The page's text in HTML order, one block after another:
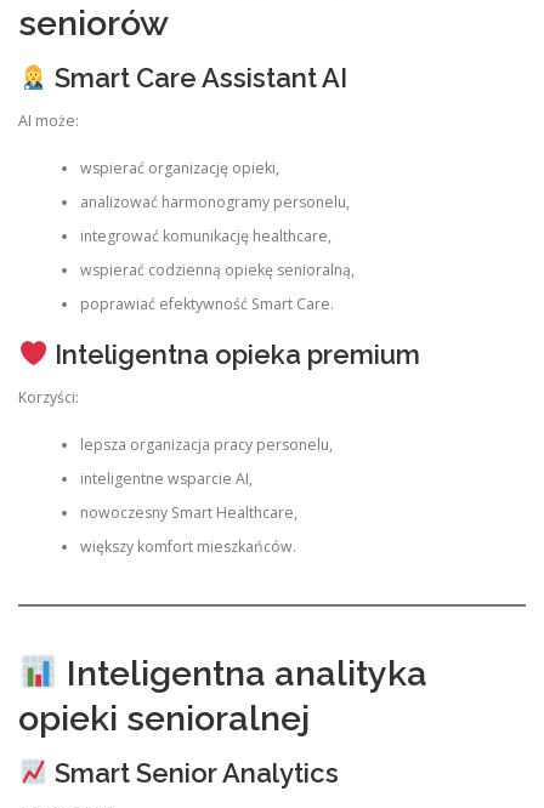
seniorów
Smart Care Assistant AI
AI może:
wspierać organizację opieki,
analizować harmonogramy personelu,
integrować komunikację healthcare,
wspierać codzienną opiekę senioralną,
poprawiać efektywność Smart Care.
Inteligentna opieka premium
Korzyści:
lepsza organizacja pracy personelu,
inteligentne wsparcie AI,
nowoczesny Smart Healthcare,
większy komfort mieszkańców.
Inteligentna analityka
opieki senioralnej
Smart Senior Analytics